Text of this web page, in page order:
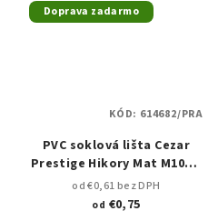
Doprava zadarmo
PVC soklová lišta Cezar
Prestige Hikory Mat M106 –
75 mm, 2,5 m
od €0,61 bez DPH
od €0,75
KÓD: 614682/PRA